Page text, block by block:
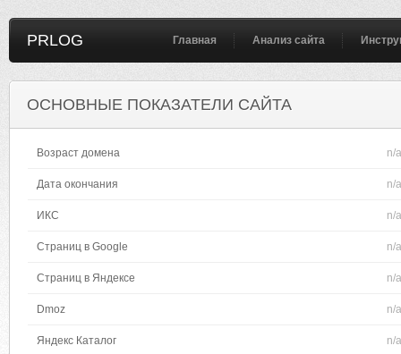
PRLOG Главная Анализ сайта
ОСНОВНЫЕ ПОКАЗАТЕЛИ САЙТА
Возраст домена n/a
Дата окончания n/a
ИКС n/a
Страниц в Google n/a
Страниц в Яндексе n/a
Dmoz n/a
Яндекс Каталог n/a